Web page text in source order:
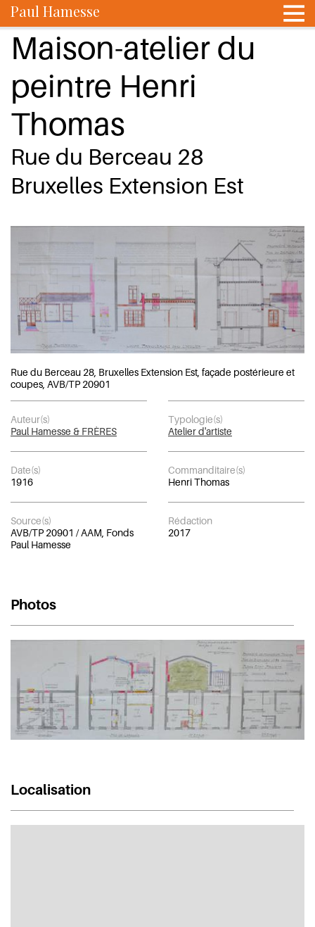
Paul Hamesse
Maison-atelier du
peintre Henri
Thomas
Rue du Berceau 28
Bruxelles Extension Est
Rue du Berceau 28, Bruxelles Extension Est, façade postérieure et
coupes, AVB/TP 20901
Auteur(s)
Paul Hamesse & FRÈRES
Typologie(s)
Atelier d'artiste
Date(s)
1916
Commanditaire(s)
Henri Thomas
Source(s)
AVB/TP 20901 / AAM, Fonds
Paul Hamesse
Rédaction
2017
Photos
Localisation